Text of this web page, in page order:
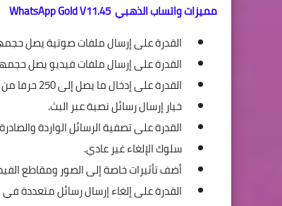
مميزات واتساب الذهبيWhatsApp Gold V11.45
القدرة على إرسال ملفات صوتية يصل حجمها إلى 100
القدرة على إرسال ملفات فيديو يصل حجمها إلى 50
القدرة على إدخال ما يصل إلى 250 حرفا من النص في المحادثات.
خيار إرسال رسائل نصية عبر البث.
القدرة على تصفية الرسائل الواردة
سلوك الإلغاء غير عادي.
أضف تأثيرات خاصة إلى الصور ومقاطع
القدرة على إلغاء إرسال رسائل متعددة